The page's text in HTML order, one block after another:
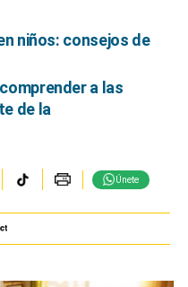
niños: consejos de
a las
de la
Únete